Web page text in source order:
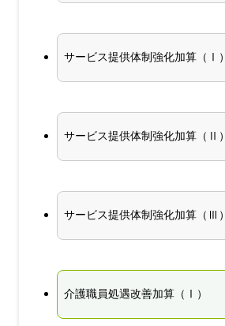
サービス提供体制強化加算（Ⅰ）
サービス提供体制強化加算（Ⅱ）
サービス提供体制強化加算（Ⅲ）
介護職員処遇改善加算（Ⅰ）